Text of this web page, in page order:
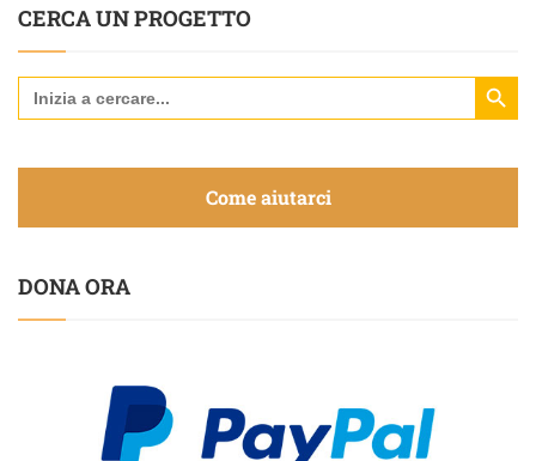
CERCA UN PROGETTO
Search
for:
Search
Come aiutarci
DONA ORA